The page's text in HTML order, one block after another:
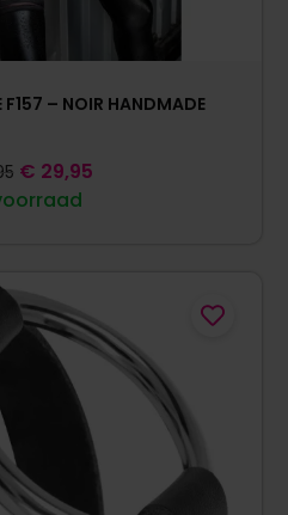
F157 – NOIR HANDMADE
€ 29,95